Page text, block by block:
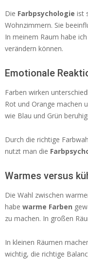
Die Farbpsychologie ist
Wohnzimmern. Sie
In meinem Raum habe
verändern können.
Emotionale
Farben wirken
Rot und Orange machen
wie Blau und Grün
Durch die richtige
nutzt man die
Warmes versus
Die Wahl zwischen
habe warme Farben
zu machen. In großen
In kleinen Räumen
wichtig, die richtige